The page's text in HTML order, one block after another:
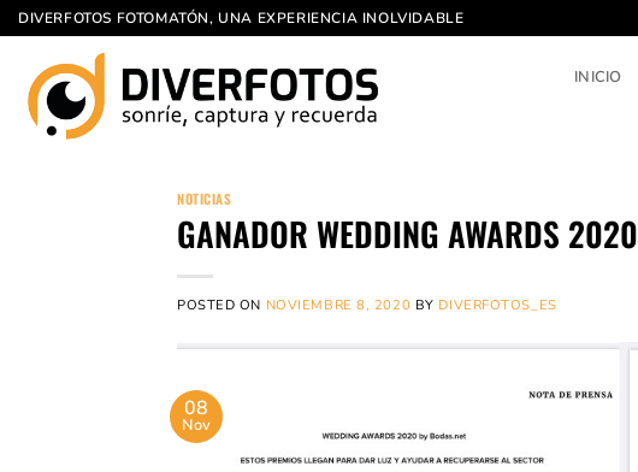
Saltar
al
contenido
DIVERFOTOS FOTOMATÓN, UNA EXPERIENCIA INOLVIDABLE
INICIO
NOTICIAS
GANADOR WEDDING AWARDS 2020
POSTED ON NOVIEMBRE 8, 2020 BY DIVERFOTOS_ES
08
Nov